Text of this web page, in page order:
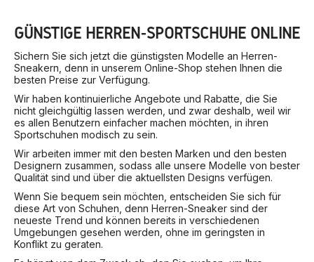
GÜNSTIGE HERREN-SPORTSCHUHE ONLINE
Sichern Sie sich jetzt die günstigsten Modelle an Herren-
Sneakern, denn in unserem Online-Shop stehen Ihnen die
besten Preise zur Verfügung.
Wir haben kontinuierliche Angebote und Rabatte, die Sie
nicht gleichgültig lassen werden, und zwar deshalb, weil wir
es allen Benutzern einfacher machen möchten, in ihren
Sportschuhen modisch zu sein.
Wir arbeiten immer mit den besten Marken und den besten
Designern zusammen, sodass alle unsere Modelle von bester
Qualität sind und über die aktuellsten Designs verfügen.
Wenn Sie bequem sein möchten, entscheiden Sie sich für
diese Art von Schuhen, denn Herren-Sneaker sind der
neueste Trend und können bereits in verschiedenen
Umgebungen gesehen werden, ohne im geringsten in
Konflikt zu geraten.